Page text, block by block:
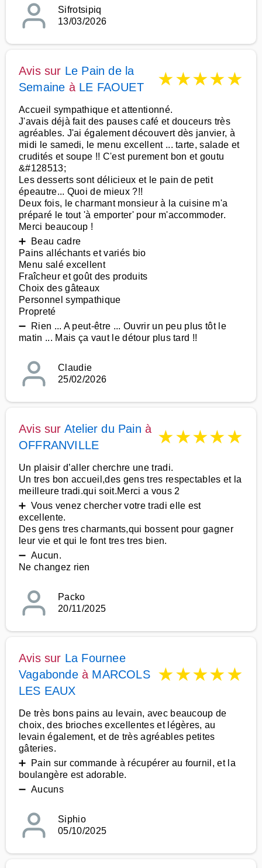
Sifrotsipiq
13/03/2026
Avis sur Le Pain de la
Semaine à LE FAOUET ★★★★★
Accueil sympathique et attentionné.
J'avais déjà fait des pauses café et douceurs très
agréables. J'ai également découvert dès janvier, à
midi le samedi, le menu excellent ... tarte, salade et
crudités et soupe !! C'est purement bon et goutu
&#128513;
Les desserts sont délicieux et le pain de petit
épeautre... Quoi de mieux ?!!
Deux fois, le charmant monsieur à la cuisine m'a
préparé le tout 'à emporter' pour m'accommoder.
Merci beaucoup !
➕ Beau cadre
Pains alléchants et variés bio
Menu salé excellent
Fraîcheur et goût des produits
Choix des gâteaux
Personnel sympathique
Propreté
➖ Rien ... A peut-être ... Ouvrir un peu plus tôt le
matin ... Mais ça vaut le détour plus tard !!
Claudie
25/02/2026
Avis sur Atelier du Pain à
OFFRANVILLE
★★★★★
Un plaisir d’aller cherchre une tradi.
Un tres bon accueil,des gens tres respectables et la
meilleure tradi.qui soit.Merci a vous 2
➕ Vous venez chercher votre tradi elle est
excellente.
Des gens tres charmants,qui bossent pour gagner
leur vie et qui le font tres tres bien.
➖ Aucun.
Ne changez rien
Packo
20/11/2025
Avis sur La Fournee
Vagabondeà MARCOLS
LES EAUX
★★★★★
De très bons pains au levain, avec beaucoup de
choix, des brioches excellentes et légères, au
levain également, et de très agréables petites
gâteries.
➕ Pain sur commande à récupérer au fournil, et la
boulangère est adorable.
➖ Aucuns
Siphio
05/10/2025